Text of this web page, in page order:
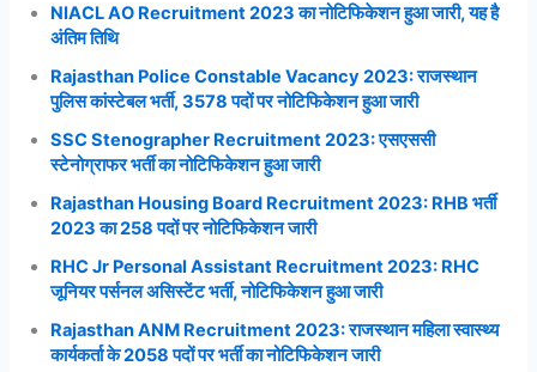
NIACL AO Recruitment 2023 का नोटिफिकेशन हुआ जारी, यह है
अंतिम तिथि
Rajasthan Police Constable Vacancy 2023: राजस्थान
पुलिस कांस्टेबल भर्ती, 3578 पदों पर नोटिफिकेशन हुआ जारी
SSC Stenographer Recruitment 2023: एसएससी
स्टेनोग्राफर भर्ती का नोटिफिकेशन हुआ जारी
Rajasthan Housing Board Recruitment 2023: RHB भर्ती
2023 का 258 पदों पर नोटिफिकेशन जारी
RHC Jr Personal Assistant Recruitment 2023: RHC
जूनियर पर्सनल असिस्टेंट भर्ती, नोटिफिकेशन हुआ जारी
Rajasthan ANM Recruitment 2023: राजस्थान महिला स्वास्थ्य
कार्यकर्ता के 2058 पदों पर भर्ती का नोटिफिकेशन जारी